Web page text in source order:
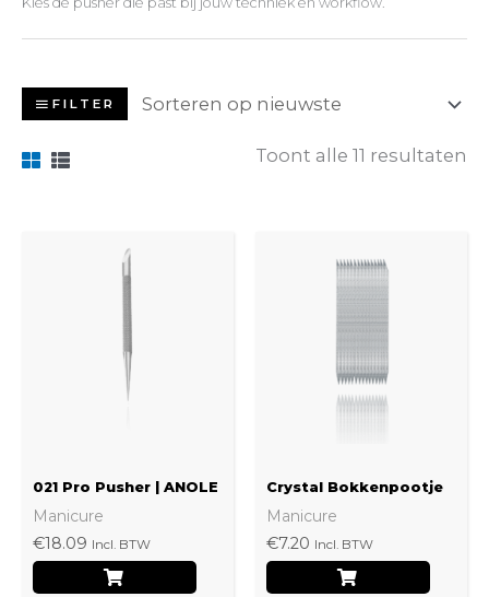
FILTER
Toont alle 11 resultaten
021 Pro Pusher | ANOLE
Manicure
€18.09 Incl. BTW
Crystal Bokkenpootje
Manicure
€7.20 Incl. BTW